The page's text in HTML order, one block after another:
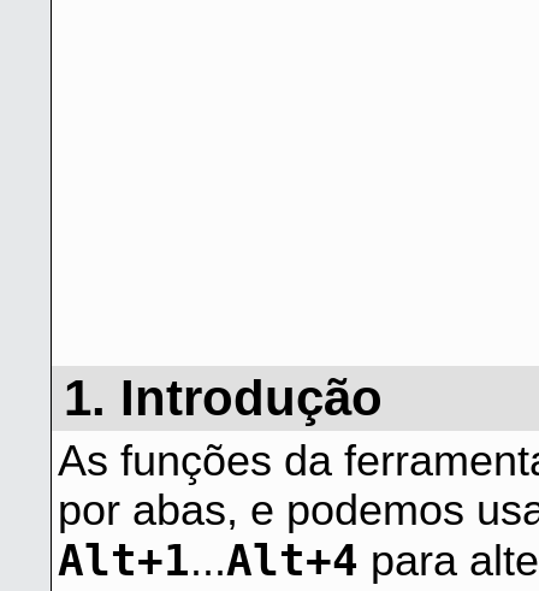
1. Introdução
As funções da
por abas, e podemos
Alt+1...Alt+4 para